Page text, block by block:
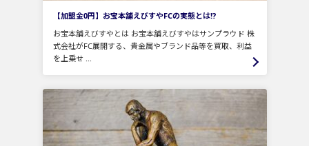
【加盟金0円】お宝本舗えびすやFCの実態とは!?
お宝本舗えびすやとは お宝本舗えびすやはサンプラウド 株
式会社がFC展開する、貴金属やブランド品等を買取、利益
を上乗せ ...